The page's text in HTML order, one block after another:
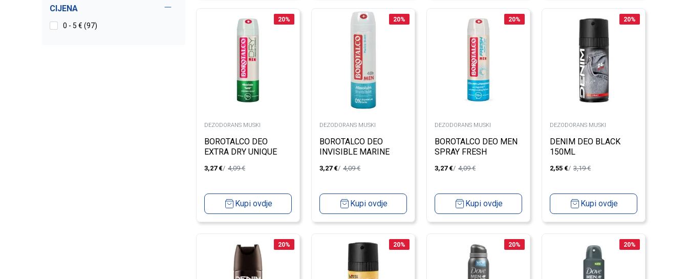
CIJENA
0 - 5 € (97)
20%
DEZODORANS MUSKI
BOROTALCO DEO
EXTRA DRY UNIQUE
3,27 € 4,09€
Kupi ovdje
20%
DEZODORANS MUSKI
BOROTALCO DEO
INVISIBLE MARINE
3,27 € 4,09€
Kupi ovdje
20%
DEZODORANS MUSKI
BOROTALCO DEO MEN
SPRAY FRESH
150ML
3,27 € 4,09€
Kupi ovdje
20%
DEZODORANS MUSKI
DENIM DEO BLACK
150ML
2,55 € 3,19€
Kupi ovdje
20% 20% 20% 20%